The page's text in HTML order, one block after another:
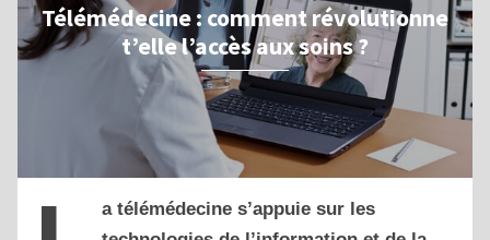
Télémédecine : comment révolutionne
t’elle l’accès aux soins ?
a télémédecine s’appuie sur les